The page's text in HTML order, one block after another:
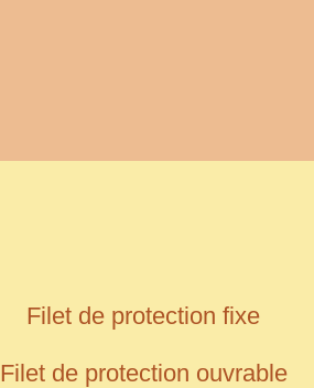
Filet de protection fixe
Filet de protection ouvrable